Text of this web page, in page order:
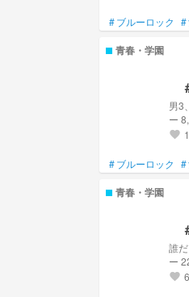
#ブルーロック #
青春・学園
男3
ー
favorite
#ブルーロック #
青春・学園
ー
favorite